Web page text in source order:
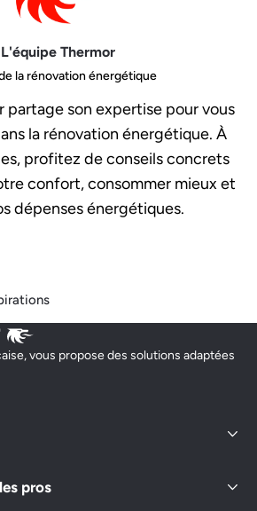
L'équipe Thermor
la rénovation énergétique
partage son expertise pour vous
la rénovation énergétique. À
profitez de conseils concrets
confort, consommer mieux et
dépenses énergétiques.
vous propose des solutions adaptées
pros